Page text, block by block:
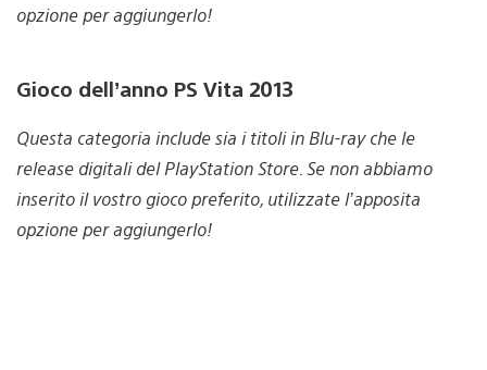
opzione per aggiungerlo!
Gioco dell’anno PS Vita 2013
Questa categoria include sia i titoli in Blu-ray che le
release digitali del PlayStation Store. Se non abbiamo
inserito il vostro gioco preferito, utilizzate l’apposita
opzione per aggiungerlo!